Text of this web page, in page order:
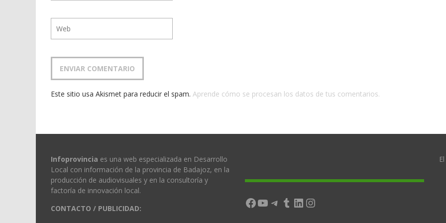
Este sitio usa Akismet para reducir el spam. Aprende cómo se procesan los datos de tus comentarios.
Infoprovincia es una web especializada en Desarrollo
Local con información de la provincia de Badajoz, en la
producción de audiovisuales y en la consultoría y
factoría de innovación local.
CONTACTO / PUBLICIDAD:
Facebook
YouTube
Telegram
Tumblr
LinkedIn
Instagram